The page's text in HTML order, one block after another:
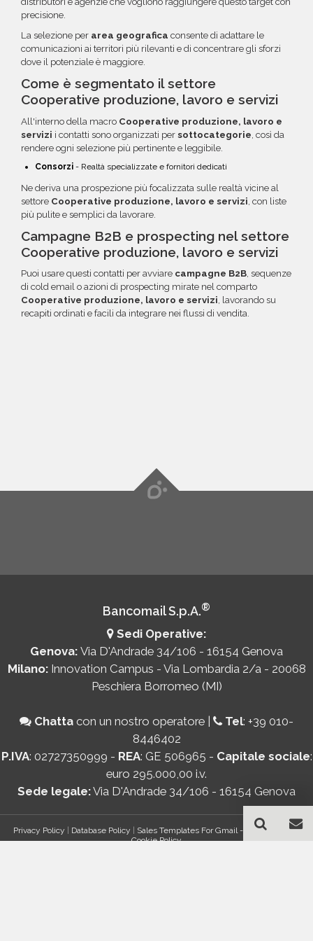
precisione.
La selezione per area geografica consente di adattare le
comunicazioni ai territori più rilevanti e di concentrare gli sforzi
dove il potenziale è maggiore.
Come è segmentato il settore
Cooperative produzione, lavoro e servizi
All'interno della macro Cooperative produzione, lavoro e
servizi i contatti sono organizzati per sottocategorie , così da
rendere ogni selezione più pertinente e leggibile.
Consorzi - Realtà specializzate e fornitori dedicati
Ne deriva una prospezione più focalizzata sulle realtà vicine al
settore Cooperative produzione, lavoro e servizi , con liste
più pulite e semplici da lavorare.
Campagne B2B e prospecting nel settore
Cooperative produzione, lavoro e servizi
Puoi usare questi contatti per avviare campagne B2B, sequenze
di cold email o azioni di prospecting mirate nel comparto
Cooperative produzione, lavoro e servizi, lavorando su
recapiti ordinati e facili da integrare nei flussi di vendita.
Bancomail S.p.A.®
Sedi Operative:
Genova: Via D'Andrade 34/106 - 16154 Genova
Milano: Innovation Campus - Via Lombardia 2/a - 20068
Peschiera Borromeo (MI)
Chatta con un nostro operatore | Tel: +39 010-
8446402
P.IVA: 02727350999 - REA: GE 506965 - Capitale sociale:
euro 295.000,00 i.v.
Sede legale:Via D'Andrade 34/106 - 16154 Genova
Privacy Policy | Database Policy | Sales Templates For Gmail - AddOn Policy|
Cookie Policy